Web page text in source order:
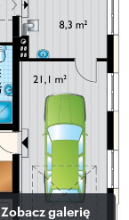
Zobacz galerię